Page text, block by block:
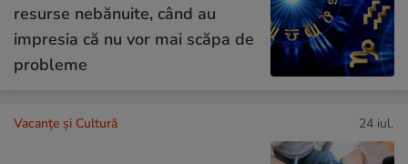
resurse nebănuite, când au
impresia că nu vor mai scăpa de
probleme
Vacanțe și Cultură 24 iul.